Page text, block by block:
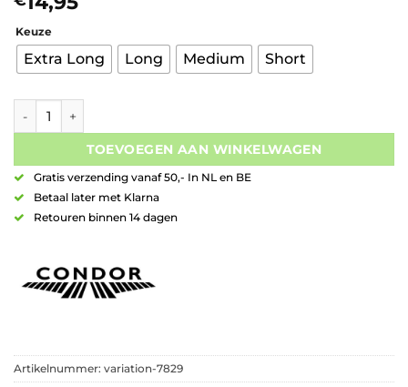
Keuze
Extra Long Long Medium Short
TOEVOEGEN AAN WINKELWAGEN
Gratis verzending vanaf 50,- In NL en BE
Betaal later met Klarna
Retouren binnen 14 dagen
Artikelnummer: variation-7829